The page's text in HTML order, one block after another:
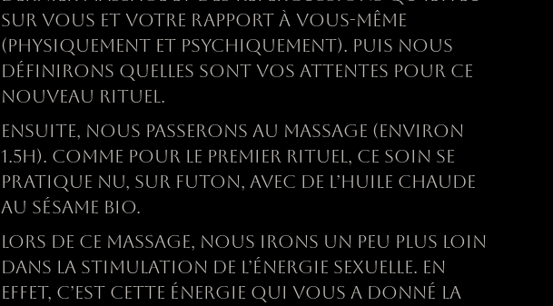
SUR VOUS ET VOTRE RAPPORT À VOUS-MÊME
(PHYSIQUEMENT ET PSYCHIQUEMENT). PUIS NOUS
DÉFINIRONS QUELLES SONT VOS ATTENTES POUR CE
NOUVEAU RITUEL.
ENSUITE, NOUS PASSERONS AU MASSAGE (ENVIRON
1.5H). COMME POUR LE PREMIER RITUEL, CE SOIN SE
PRATIQUE NU, SUR FUTON, AVEC DE L’HUILE CHAUDE
AU SÉSAME BIO.
LORS DE CE MASSAGE, NOUS IRONS UN PEU PLUS LOIN
DANS LA STIMULATION DE L’ÉNERGIE SEXUELLE. EN
EFFET, C’EST CETTE ÉNERGIE QUI VOUS A DONNÉ LA